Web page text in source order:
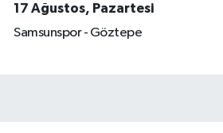
17 Ağustos, Pazartesi
Samsunspor - Göztepe